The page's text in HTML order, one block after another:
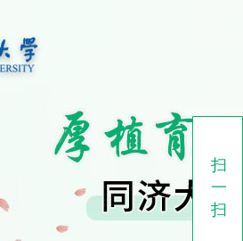
扫
一
扫